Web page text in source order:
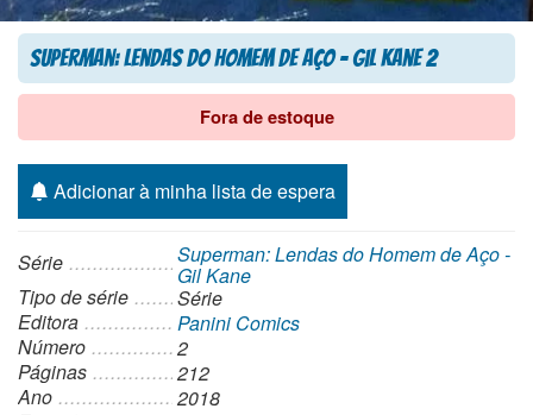
Superman: Lendas do Homem de Aço – Gil Kane 2
Fora de estoque
Adicionar à minha lista de espera
Série Superman: Lendas do Homem de Aço -
Gil Kane
Tipo de série
Série
Editora
Panini Comics
Número
2
Páginas
212
Ano
2018